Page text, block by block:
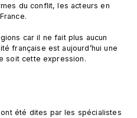
du conflit, les acteurs en
car il ne fait plus aucun
française est aujourd’hui une
été dites par les spécialistes